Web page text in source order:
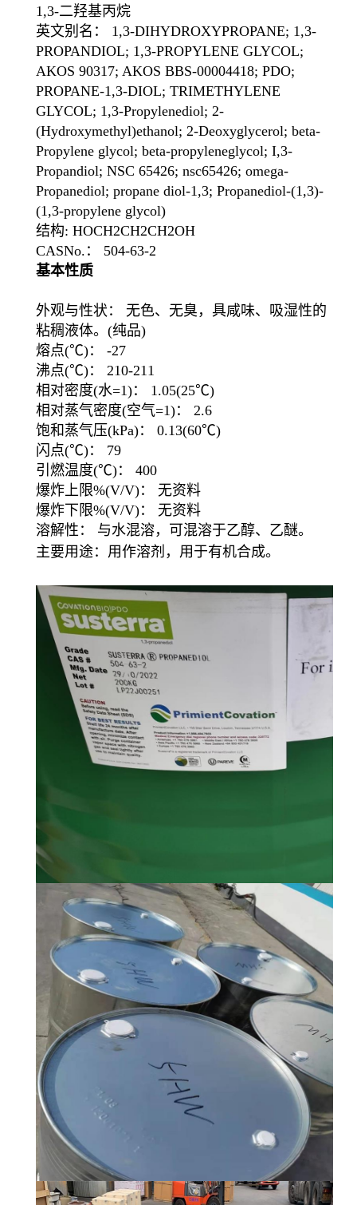
1,3-二羟基丙烷
英文别名： 1,3-DIHYDROXYPROPANE; 1,3-
PROPANDIOL; 1,3-PROPYLENE GLYCOL;
AKOS 90317; AKOS BBS-00004418; PDO;
PROPANE-1,3-DIOL; TRIMETHYLENE
GLYCOL; 1,3-Propylenediol; 2-
(Hydroxymethyl)ethanol; 2-Deoxyglycerol; beta-
Propylene glycol; beta-propyleneglycol; I,3-
Propandiol; NSC 65426; nsc65426; omega-
Propanediol; propane diol-1,3; Propanediol-(1,3)-
(1,3-propylene glycol)
结构: HOCH2CH2CH2OH
CASNo.： 504-63-2
基本性质
外观与性状： 无色、无臭，具咸味、吸湿性的
粘稠液体。(纯品)
熔点(℃)： -27
沸点(℃)： 210-211
相对密度(水=1)： 1.05(25℃)
相对蒸气密度(空气=1)： 2.6
饱和蒸气压(kPa)： 0.13(60℃)
闪点(℃)： 79
引燃温度(℃)： 400
爆炸上限%(V/V)： 无资料
爆炸下限%(V/V)： 无资料
溶解性： 与水混溶，可混溶于乙醇、乙醚。
主要用途：用作溶剂，用于有机合成。